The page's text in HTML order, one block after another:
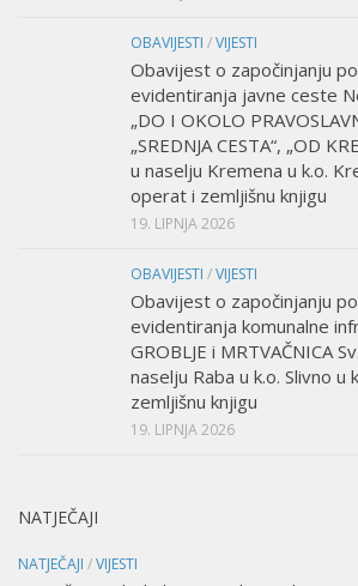
OBAVIJESTI /VIJESTI
Obavijest o započinjanju
evidentiranja javne ceste
„DO I OKOLO
„SREDNJA CESTA“, „OD
u naselju Kremena u k.o.
operat i zemljišnu knjigu
19. LIPNJA 2026
OBAVIJESTI /VIJESTI
Obavijest o započinjanju
evidentiranja komunalne
GROBLJE i MRTVAČNICA
naselju Raba u k.o. Slivno
zemljišnu knjigu
19. LIPNJA 2026
NATJEČAJI
NATJEČAJI /VIJESTI